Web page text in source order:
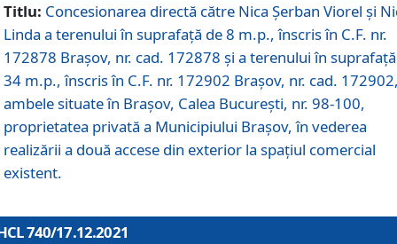
Titlu: Concesionarea directă către Nica Șerban Viorel și
Linda a terenului în suprafață de 8 m.p., înscris în C.F. nr.
172878 Brașov, nr. cad. 172878 și a terenului în
34 m.p., înscris în C.F. nr. 172902 Brașov, nr. cad.
ambele situate în Brașov, Calea București, nr. 98-100,
proprietatea privată a Municipiului Brașov, în vederea
realizării a două accese din exterior la spațiul comercial
existent.
740/17.12.2021